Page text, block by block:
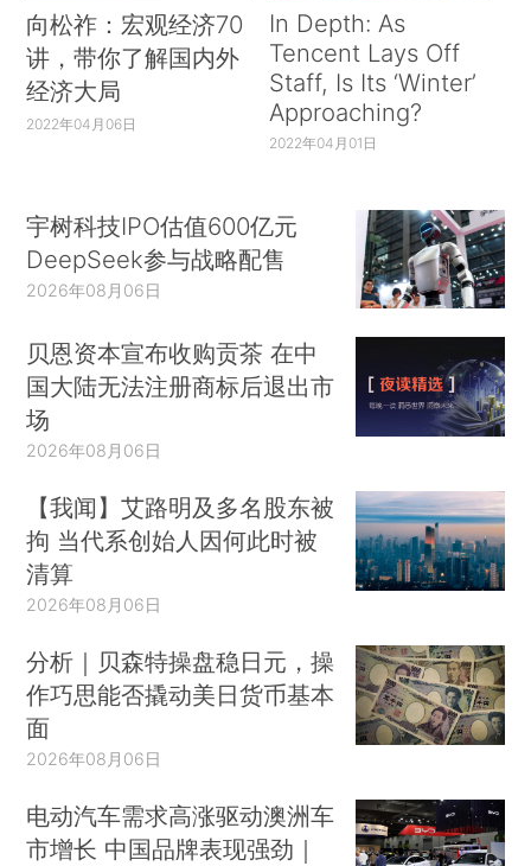
向松祚：宏观经济70
讲，带你了解国内外
经济大局
2022年04月06日
In Depth: As
Tencent Lays Off
Staff, Is Its ‘Winter’
Approaching?
2022年04月01日
宇树科技IPO估值600亿元
DeepSeek参与战略配售
2026年08月06日
贝恩资本宣布收购贡茶 在中
国大陆无法注册商标后退出市
场
2026年08月06日
【我闻】艾路明及多名股东被
拘 当代系创始人因何此时被
清算
2026年08月06日
分析｜贝森特操盘稳日元，操
作巧思能否撬动美日货币基本
面
2026年08月06日
电动汽车需求高涨驱动澳洲车
市增长 中国品牌表现强劲｜